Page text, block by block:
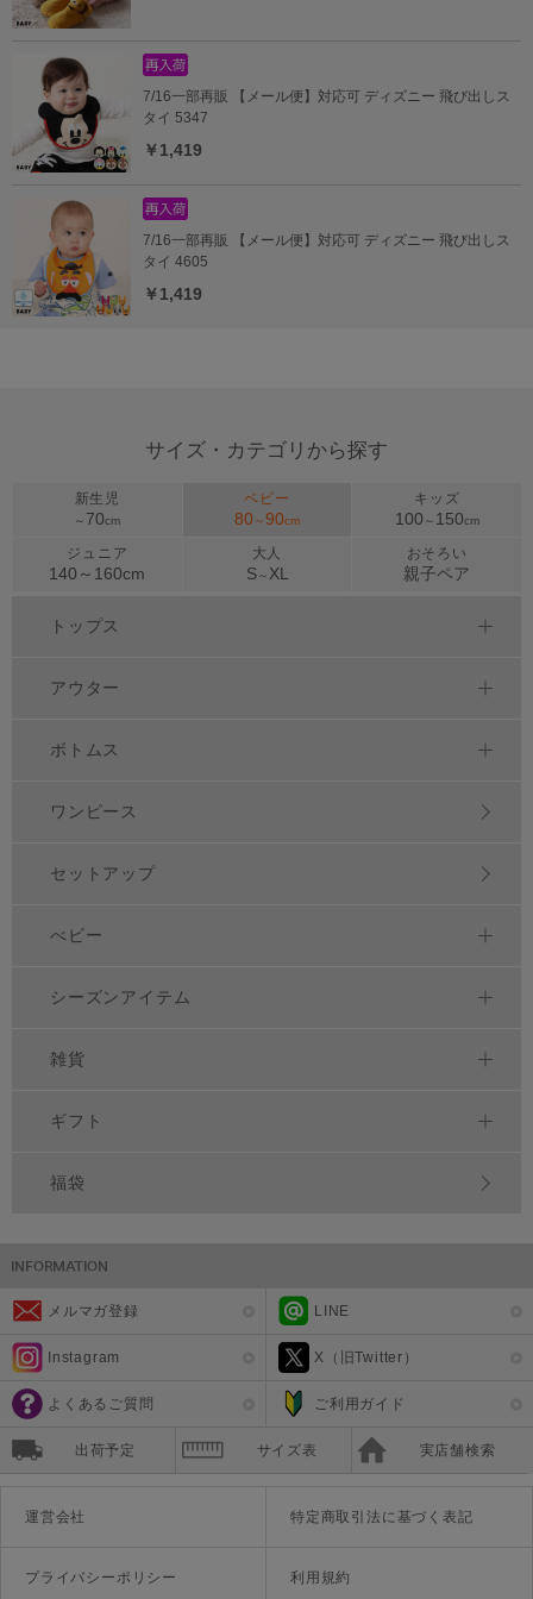
7/16一部再販 【メール便】対応可 ディズニー 飛び出しス
タイ 5347
￥1,419
7/16一部再販 【メール便】対応可 ディズニー 飛び出しス
タイ 4605
￥1,419
サイズ・カテゴリから探す
新生児
～ 70cm
ベビー
80 ～90cm
キッズ
100 ～ 150cm
ジュニア
140～ 160cm
大人
S～ XL
おそろい
親子ペア
トップス
アウター
ボトムス
ワンピース
セットアップ
べビー
シーズンアイテム
雑貨
ギフト
福袋
メルマガ登録 LINE
Instagram X（旧Twitter）
よくあるご質問 ご利用ガイド
出荷予定 サイズ表 実店舗検索
運営会社 特定商取引法に基づく表記
プライバシーポリシー 利用規約